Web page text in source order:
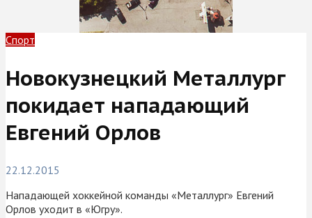
Спорт
Новокузнецкий Металлург
покидает нападающий
Евгений Орлов
22.12.2015
Нападающей хоккейной команды «Металлург» Евгений
Орлов уходит в «Югру».